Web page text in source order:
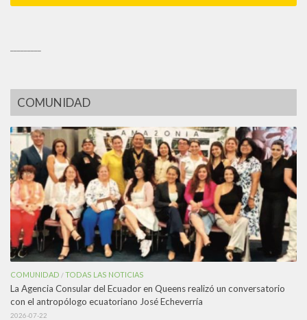
COMUNIDAD
COMUNIDAD /TODAS LAS NOTICIAS
La Agencia Consular del Ecuador en Queens realizó un conversatorio
con el antropólogo ecuatoriano José Echeverría
2026-07-22